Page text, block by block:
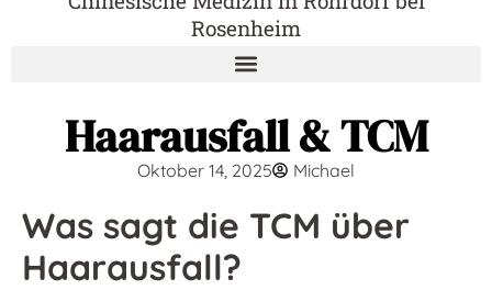
Rosenheim
Haarausfall & TCM
Oktober 14, 2025 Michael
Was sagt die TCM über
Haarausfall?